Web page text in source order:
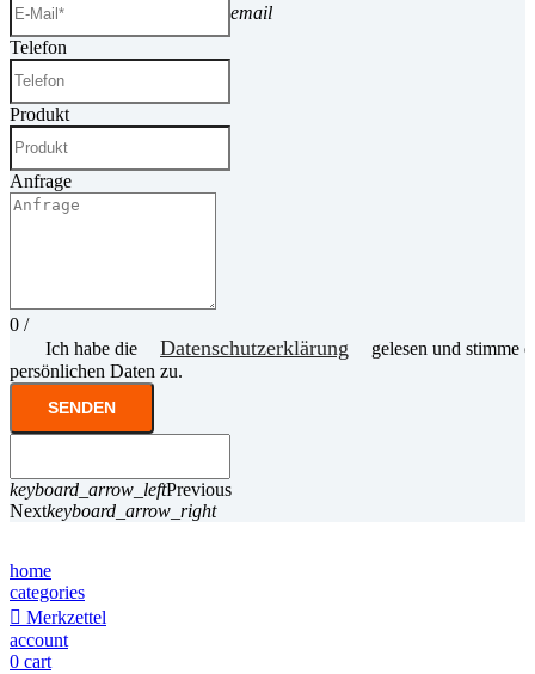
email
Telefon
Produkt
Anfrage
0 /
Ich habe die
Datenschutzerklärung
gelesen und stimme
persönlichen Daten zu.
SENDEN
keyboard_arrow_leftPrevious
Nextkeyboard_arrow_right
home
categories
Merkzettel
account
0 cart